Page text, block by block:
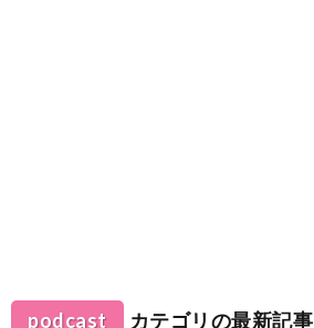
podcast カテゴリの最新記事